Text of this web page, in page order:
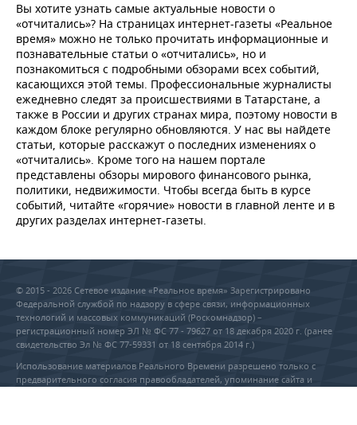
Вы хотите узнать самые актуальные новости о
«отчитались»? На страницах интернет-газеты «Реальное
время» можно не только прочитать информационные и
познавательные статьи о «отчитались», но и
познакомиться с подробными обзорами всех событий,
касающихся этой темы. Профессиональные журналисты
ежедневно следят за происшествиями в Татарстане, а
также в России и других странах мира, поэтому новости в
каждом блоке регулярно обновляются. У нас вы найдете
статьи, которые расскажут о последних изменениях о
«отчитались». Кроме того на нашем портале
представлены обзоры мирового финансового рынка,
политики, недвижимости. Чтобы всегда быть в курсе
событий, читайте «горячие» новости в главной ленте и в
других разделах интернет-газеты.
© 2015 - 2026 Сетевое издание «Реальное время» Зарегистрировано
Федеральной службой по надзору в сфере связи, информационных
технологий и массовых коммуникаций (Роскомнадзор) –
регистрационный номер ЭЛ № ФС 77 - 79627 от 18 декабря 2020 г. (ранее
свидетельство Эл № ФС 77-59331 от 18 сентября 2014 г.)
Использование материалов Реального Времени разрешено только с
предварительного согласия правообладателей, упоминание сайта и